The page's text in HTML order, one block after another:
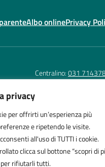
privacy
per offrirti un’esperienza più
e ripetendo le visite.
all'uso di TUTTI i cookie.
clicca sul bottone “scopri di
rifiutarli tutti.
Albo onlinePrivacy
Centralino:031
Istituto Comprensivo
2
G. Fossano, 34 Cantù